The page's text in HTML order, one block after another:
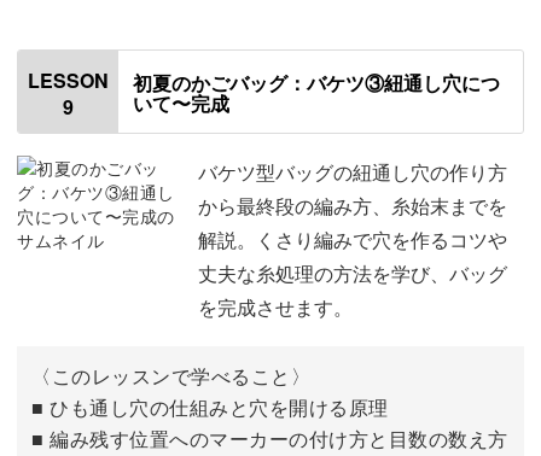
側面の編み方の説明
底の最終段にマーカーをつける
側面の1〜3段目を編む 03:30
糸替えの方法 06:52
側面の4段目を編む 10:18
側面の6〜7段目を編む
側面の8〜12段目の編み方 23:46
LESSON
9
初夏のかごバッグ：バケツ③紐通し穴につ
いて〜完成
バケツ型バッグの紐通し穴の作り方
から最終段の編み方、糸始末までを
解説。くさり編みで穴を作るコツや
丈夫な糸処理の方法を学び、バッグ
を完成させます。
〈このレッスンで学べること〉
■ ひも通し穴の仕組みと穴を開ける原理
■ 編み残す位置へのマーカーの付け方と目数の数え方